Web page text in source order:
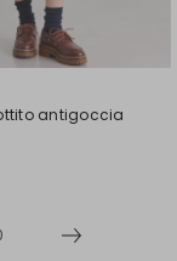
antigoccia